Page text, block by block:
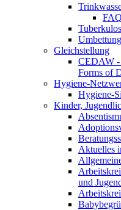
Umbettung
Gleichstellung
CEDAW -
Forms of
Hygiene-
Hygiene-
Kinder,
Aktuelles
und